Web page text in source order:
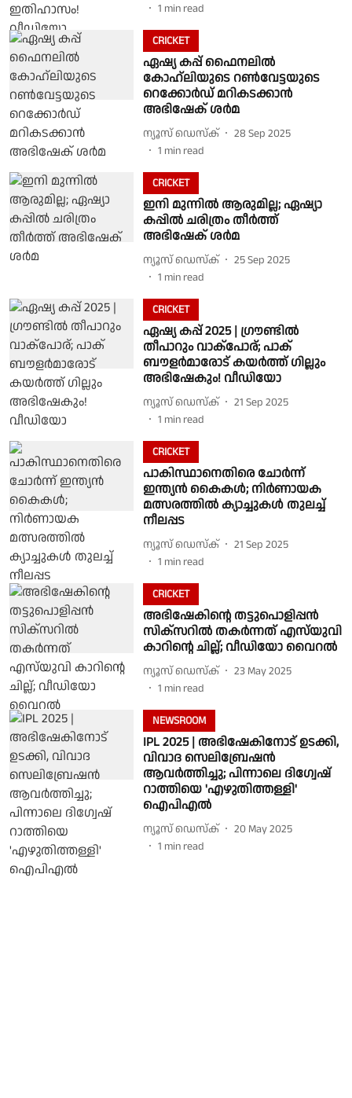
1 min read
CRICKET
ഏഷ്യ കപ്പ് ഫൈനലിൽ
കോഹ്ലിയുടെ റൺവേട്ടയുടെ
റെക്കോർഡ് മറികടക്കാൻ
അഭിഷേക് ശർമ
ന്യൂസ് ഡെസ്ക്
28 Sep 2025
1 min read
CRICKET
ഇനി മുന്നില്‍ ആരുമില്ല; ഏഷ്യാ
കപ്പില്‍ ചരിത്രം തീര്‍ത്ത്
അഭിഷേക് ശര്‍മ
ന്യൂസ് ഡെസ്ക്
25 Sep 2025
1 min read
CRICKET
ഏഷ്യ കപ്പ് 2025 | ഗ്രൗണ്ടിൽ
തീപാറും വാക്പോര്; പാക്
ബൗളർമാരോട് കയർത്ത് ഗില്ലും
അഭിഷേകും! വീഡിയോ
ന്യൂസ് ഡെസ്ക്
21 Sep 2025
1 min read
CRICKET
പാകിസ്ഥാനെതിരെ ചോർന്ന്
ഇന്ത്യൻ കൈകൾ; നിർണായക
മത്സരത്തിൽ ക്യാച്ചുകൾ തുലച്ച്
നീലപ്പട
ന്യൂസ് ഡെസ്ക്
21 Sep 2025
1 min read
CRICKET
അഭിഷേകിൻ്റെ തട്ടുപൊളിപ്പൻ
സിക്സറിൽ തകർന്നത് എസ്‌യുവി
കാറിൻ്റെ ചില്ല്; വീഡിയോ വൈറൽ
ന്യൂസ് ഡെസ്ക്
23 May 2025
1 min read
NEWSROOM
IPL 2025 | അഭിഷേകിനോട് ഉടക്കി,
വിവാദ സെലിബ്രേഷൻ
ആവർത്തിച്ചു; പിന്നാലെ ദിഗ്വേഷ്
റാത്തിയെ 'എഴുതിത്തള്ളി'
ഐപിഎൽ
ന്യൂസ് ഡെസ്ക്
20 May 2025
1 min read